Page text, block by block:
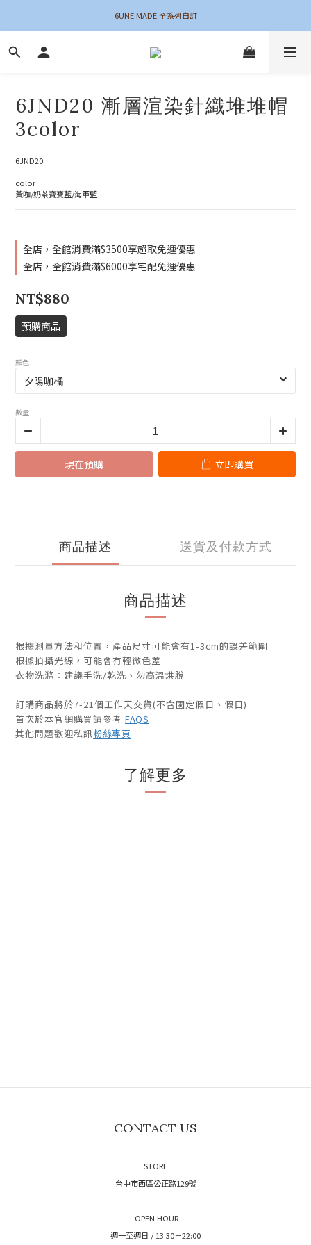
夏末新品 最後機會！
6UNE MADE 全系列自訂
加入會員領$50購物金
6JND20 漸層渲染針織堆堆帽
3color
6JND20
color
黃咖/奶茶寶寶藍/海軍藍
全店，全館消費滿$3500享超取免運優惠
全店，全館消費滿$6000享宅配免運優惠
NT$880
預購商品
顏色
數量
現在預購 立即購買
商品描述 送貨及付款方式
商品描述
根據測量方法和位置，產品尺寸可能會有1-3cm的誤差範圍
根據拍攝光線，可能會有輕微色差
衣物洗滌：建議手洗/乾洗、勿高溫烘脫
------------------------------------------------------
訂購商品將於7-21個工作天交貨(不含國定假日、假日)
首次於本官網購買請參考 FAQS
其他問題歡迎私訊粉絲專頁
了解更多
CONTACT US
STORE
台中市西區公正路129號
OPEN HOUR
週一至週日 / 13:30－22:00